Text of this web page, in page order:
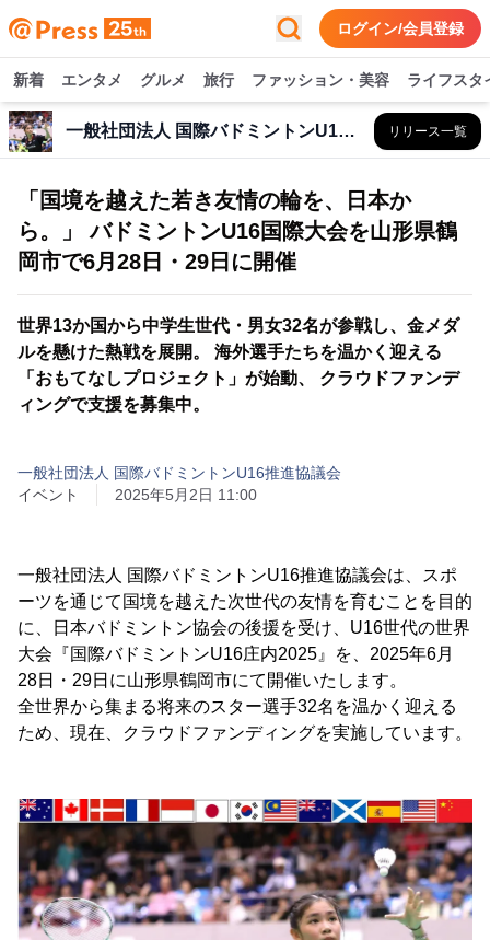
ログイン/会員登録
新着 エンタメ グルメ 旅行 ファッション・美容 ライフスタ
一般社団法人 国際バドミントンU16推進協議会 リリース一覧
「国境を越えた若き友情の輪を、日本か
ら。」 バドミントンU16国際大会を山形県鶴
岡市で6月28日・29日に開催
世界13か国から中学生世代・男女32名が参戦し、金メダ
ルを懸けた熱戦を展開。 海外選手たちを温かく迎える
「おもてなしプロジェクト」が始動、 クラウドファンデ
ィングで支援を募集中。
一般社団法人 国際バドミントンU16推進協議会
イベント
2025年5月2日 11:00
一般社団法人 国際バドミントンU16推進協議会は、スポ
ーツを通じて国境を越えた次世代の友情を育むことを目的
に、日本バドミントン協会の後援を受け、U16世代の世界
大会『国際バドミントンU16庄内2025』を、2025年6月
28日・29日に山形県鶴岡市にて開催いたします。
全世界から集まる将来のスター選手32名を温かく迎える
ため、現在、クラウドファンディングを実施しています。